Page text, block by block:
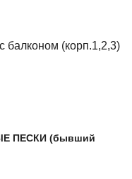
(корп.1,2,3)
ПЕСКИ (бывший